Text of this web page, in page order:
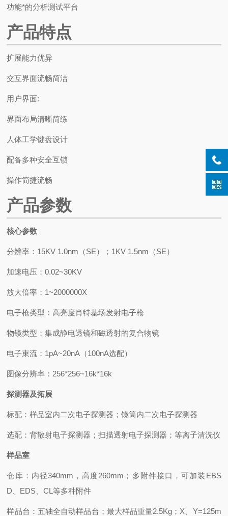
功能*的分析测试平台
产品特点
扩展能力优异
交互界面流畅简洁
用户界面:
界面布局清晰简练
人体工学键盘设计
配备多种安全互锁
操作简捷流畅
产品参数
核心参数
分辨率：15KV 1.0nm（SE）；1KV 1.5nm（SE）
加速电压：0.02~30KV
放大倍率：1~2000000X
电子枪类型：高亮度肖特基场发射电子枪
物镜类型：集成静电透镜和磁透射的复合物镜
电子束流：1pA~20nA（100nA选配）
图像分辨率：256*256~16k*16k
探测器及拓展
标配：样品室内二次电子探测器；镜筒内二次电子探测器
选配：背散射电子探测器；扫描透射电子探测器；等离子清洗仪
样品室
仓库：内径340mm，高度260mm；多附件接口，可加装EBS
D、EDS、CL等多种附件
样品台：五轴全自动样品台；最大样品重量2.5Kg；X、Y=125m